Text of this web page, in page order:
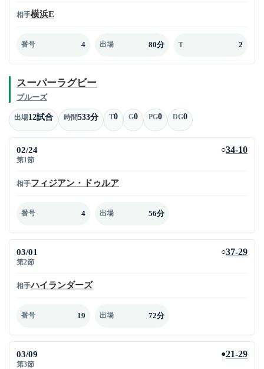
相手横浜E
番号 4 出場 80分 T 2
スーパーラグビー
ブルーズ
出場12試合 時間533分 T0 G0 PG0 DG0
02/24
第1節
○34-10
相手フィジアン・ドゥルア
番号 4 出場 56分
03/01
第2節
○37-29
相手ハイランダーズ
番号 19 出場 72分
03/09
第3節
●21-29